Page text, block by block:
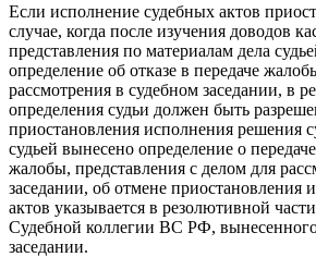
Если исполнение судебных актов
случае, когда после изучения доводов
представления по материалам дела
определение об отказе в передаче
рассмотрения в судебном заседании, в
определения судьи должен быть
приостановления исполнения решения
судьей вынесено определение о
жалобы, представления с делом для
заседании, об отмене приостановления
актов указывается в резолютивной
Судебной коллегии ВС РФ,
заседании.